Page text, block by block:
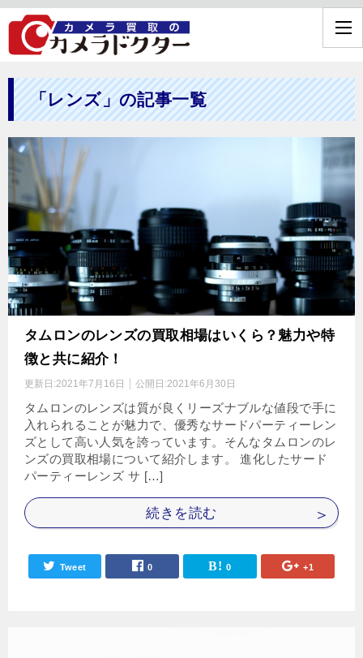
「レンズ」の記事一覧
タムロンのレンズの買取相場はいくら？魅力や特
徴と共に紹介！
更新日:2021年7月16日 公開日:2021年6月30日
タムロンのレンズは質が良くリーズナブルな値段で手に
入れられることが魅力で、優秀なサードパーティーレン
ズとして高い人気を誇っています。そんなタムロンのレ
ンズの買取相場について紹介します。 進化したサード
パーティーレンズ サ […]
続きを読む
Tweet 0 0 +1